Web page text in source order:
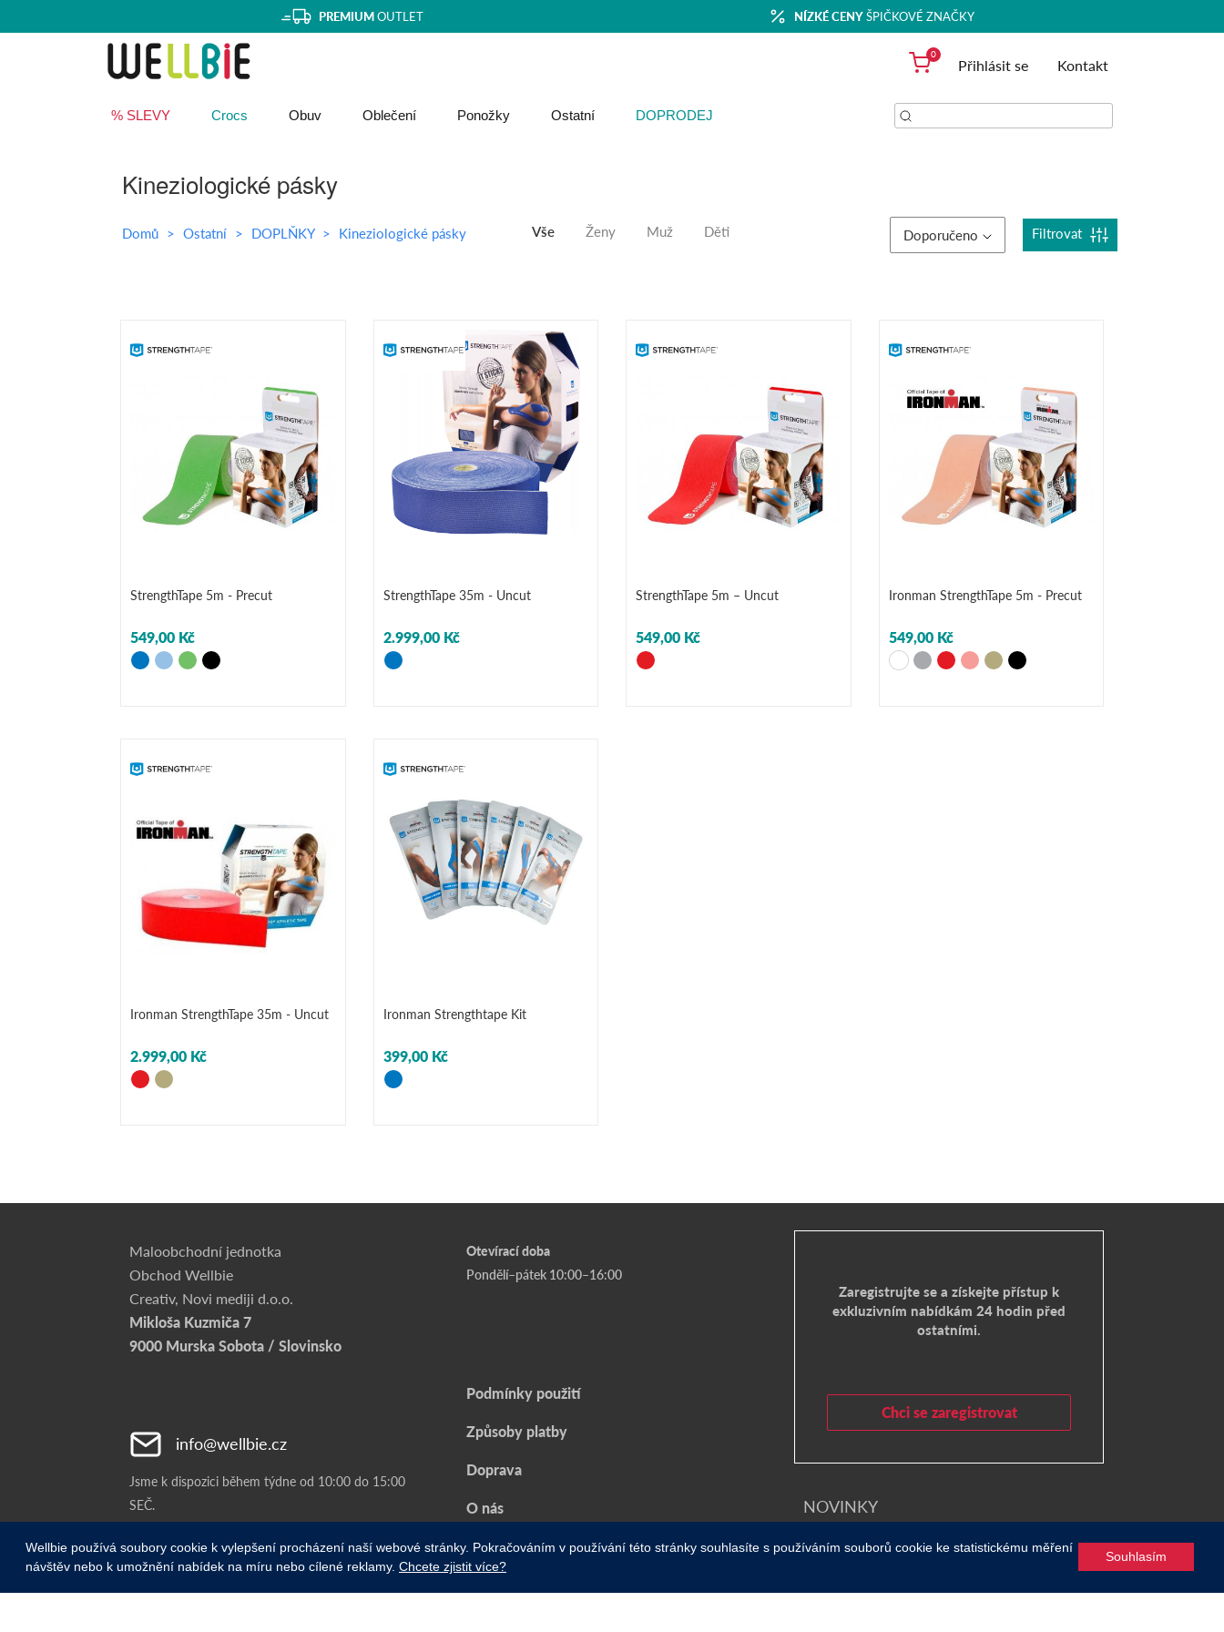
PREMIUMOUTLET NÍZKÉ CENYŠPIČKOVÉ ZNAČKY
0
Přihlásit se Kontakt
% SLEVY Crocs Obuv Oblečení Ponožky Ostatní DOPRODEJ
Kineziologické pásky
Domů Ostatní DOPLŇKY Kineziologické pásky Doporučeno Filtrovat
Vše Ženy Muž Děti
StrengthTape 5m - Precut
549,00 Kč
StrengthTape 35m - Uncut
2.999,00 Kč
StrengthTape 5m – Uncut
549,00 Kč
Ironman StrengthTape 5m - Precut
549,00 Kč
Ironman StrengthTape 35m - Uncut
2.999,00 Kč
Ironman Strengthtape Kit
399,00 Kč
Maloobchodní jednotka
Obchod Wellbie
Creativ, Novi mediji d.o.o.
Mikloša Kuzmiča 7
9000 Murska Sobota / Slovinsko
info@wellbie.cz
Jsme k dispozici během týdne od 10:00 do 15:00
SEČ.
Otevírací doba
Pondělí–pátek 10:00–16:00
Podmínky použití
Způsoby platby
Doprava
O nás
Můj účet
Zaregistrujte se a získejte přístup k
exkluzivním nabídkám 24 hodin před
ostatními.
Chci se zaregistrovat
NOVINKY
Croslite
Souhlasím
Wellbie používá soubory cookie k vylepšení procházení naší webové stránky. Pokračováním v používání této stránky souhlasíte s používáním souborů cookie ke statistickému měření
návštěv nebo k umožnění nabídek na míru nebo cílené reklamy. Chcete zjistit více?